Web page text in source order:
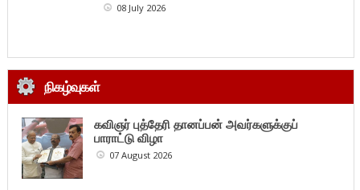
08 July 2026
நிகழ்வுகள்
கவிஞர் புத்தேரி தானப்பன் அவர்களுக்குப்
பாராட்டு விழா
07 August 2026